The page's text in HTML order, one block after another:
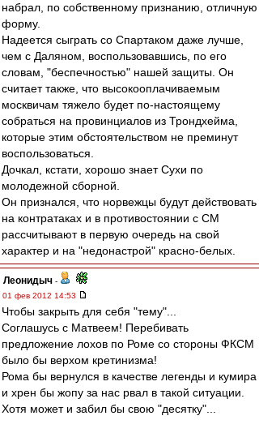
набрал, по собственному признанию, отличную
форму.
Надеется сыграть со Спартаком даже лучше,
чем с Даляном, воспользовавшись, по его
словам, "беспечностью" нашей защиты. Он
считает также, что высокооплачиваемым
москвичам тяжело будет по-настоящему
собраться на провинциалов из Трондхейма,
которые этим обстоятельством не преминут
воспользоваться.
Дочкал, кстати, хорошо знает Сухи по
молодежной сборной.
Он признался, что норвежцы будут действовать
на контратаках и в противостоянии с СМ
рассчитывают в первую очередь на свой
характер и на "недонастрой" красно-белых.
Леонидыч -
01 фев 2012 14:53
Чтобы закрыть для себя "тему"...
Соглашусь с Матвеем! Перебивать
предложение лохов по Роме со стороны ФКСМ
было бы верхом кретинизма!
Рома бы вернулся в качестве легенды и кумира
и хрен бы жопу за нас рвал в такой ситуации.
Хотя может и забил бы свою "десятку"...